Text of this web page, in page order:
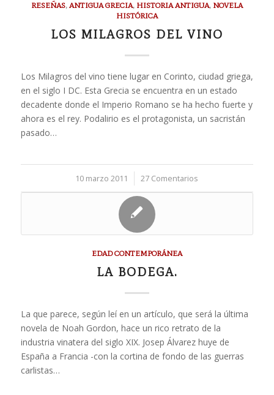
RESEÑAS, ANTIGUA GRECIA, HISTORIA ANTIGUA, NOVELA
HISTÓRICA
LOS MILAGROS DEL VINO
Los Milagros del vino tiene lugar en Corinto, ciudad griega,
en el siglo I DC. Esta Grecia se encuentra en un estado
decadente donde el Imperio Romano se ha hecho fuerte y
ahora es el rey. Podalirio es el protagonista, un sacristán
pasado…
10 marzo 2011
/ 27 Comentarios
EDAD CONTEMPORÁNEA
LA BODEGA.
La que parece, según leí en un artículo, que será la última
novela de Noah Gordon, hace un rico retrato de la
industria vinatera del siglo XIX. Josep Álvarez huye de
España a Francia -con la cortina de fondo de las guerras
carlistas…